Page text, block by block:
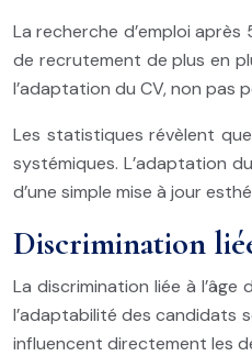
La recherche d’emploi
de recrutement de plus en
l’adaptation du CV, non pas
Les statistiques révèlent
systémiques. L’adaptation
d’une simple mise à jour
Discrimination
La discrimination liée à
l’adaptabilité des candidats
influencent directement les